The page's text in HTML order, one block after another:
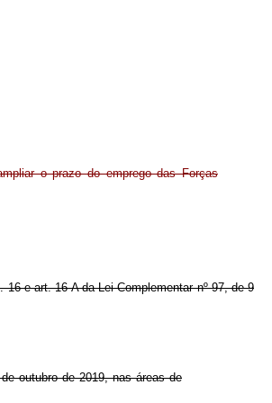
o prazo do emprego das Forças
e art. 16-A da Lei Complementar nº 97, de 9
outubro de 2019, nas áreas de